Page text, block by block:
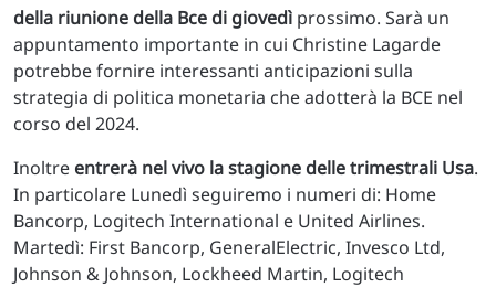
della riunione della Bce di giovedì prossimo. Sarà un
appuntamento importante in cui Christine Lagarde
potrebbe fornire interessanti anticipazioni sulla
strategia di politica monetaria che adotterà la BCE nel
corso del 2024.
Inoltre entrerà nel vivo la stagione delle trimestrali Usa.
In particolare Lunedì seguiremo i numeri di: Home
Bancorp, Logitech International e United Airlines.
Martedì: First Bancorp, GeneralElectric, Invesco Ltd,
Johnson & Johnson, Lockheed Martin, Logitech